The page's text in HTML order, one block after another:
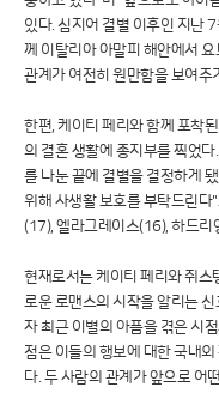
있다. 심지어 결별 이후인 지난
께 이탈리아 아말피 해안에서
관계가 여전히 원만함을 보여주
한편, 케이티 페리와 함께 포착
의 결혼 생활에 종지부를 찍었
를 나눈 끝에 결별을 결정하게
위해 사생활 보호를 부탁드린다
(17), 엘라그레이스(16), 하드리
현재로서는 케이티 페리와 쥐스
로운 로맨스의 시작을 알리는
자 최근 이별의 아픔을 겪은 시
점은 이들의 행보에 대한 국내
다. 두 사람의 관계가 앞으로 어